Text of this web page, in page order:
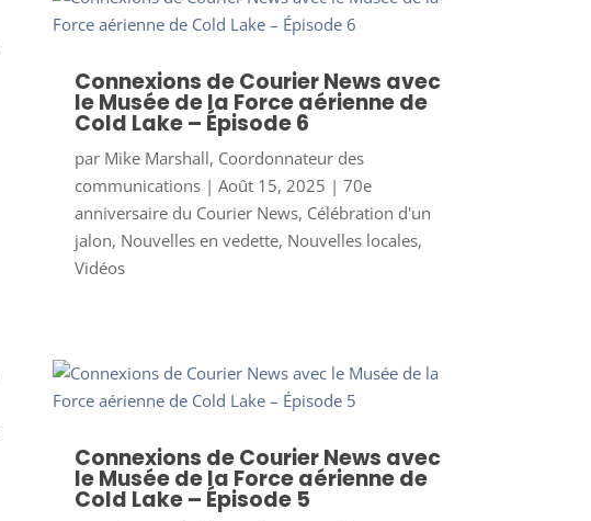
Connexions de Courier News avec
le Musée de la Force aérienne de
Cold Lake – Épisode 6
par Mike Marshall, Coordonnateur des
communications| Août 15, 2025 | 70e
anniversaire du Courier News, Célébration d'un
jalon, Nouvelles en vedette, Nouvelles locales,
Vidéos
Connexions de Courier News avec
le Musée de la Force aérienne de
Cold Lake – Épisode 5